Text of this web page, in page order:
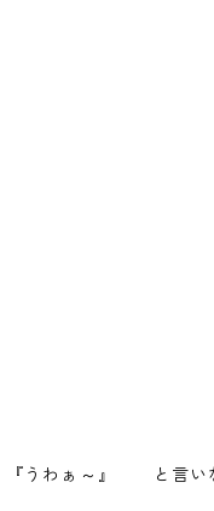
わぁ～』 と言いな